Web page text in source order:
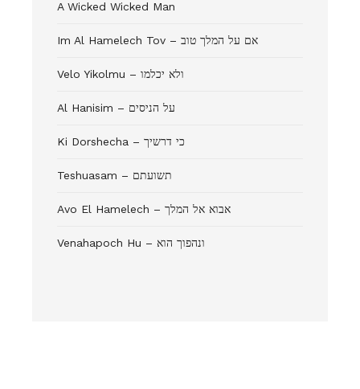
A Wicked Wicked Man
Im Al Hamelech Tov – אם על המלך טוב
Velo Yikolmu – ולא יכלמו
Al Hanisim – על הניסים
Ki Dorshecha – כי דרשיך
Teshuasam – תשועתם
Avo El Hamelech – אבוא אל המלך
Venahapoch Hu – ונהפוך הוא